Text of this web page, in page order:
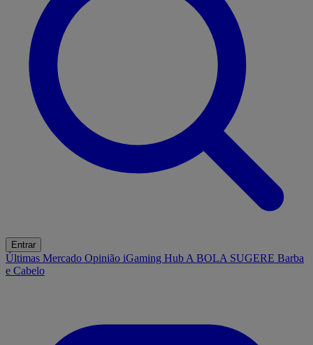
Entrar
Últimas Mercado Opinião iGaming Hub A BOLA SUGERE Barba
e Cabelo